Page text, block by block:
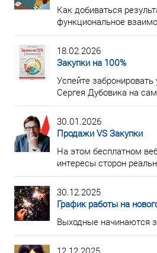
Как добиваться
функциональное
18.02.2026
Закупки на 100%
Успейте забронировать
Сергея Дубовика на
30.01.2026
Продажи VS Закупки
На этом бесплатном
интересы сторон
30.12.2025
График работы на
Выходные начинаются
12.12.2025